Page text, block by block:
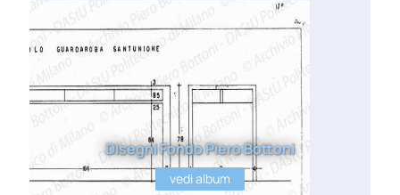
Disegni Fondo Piero Bottoni
vedi album